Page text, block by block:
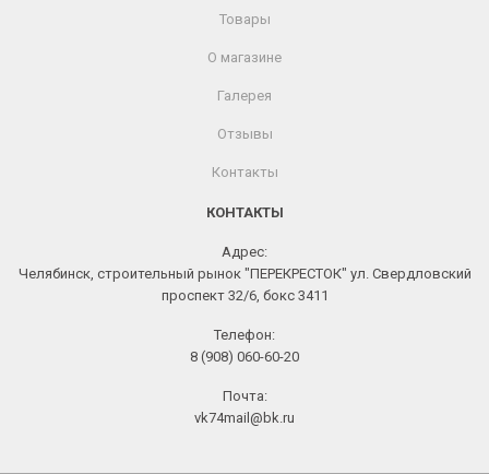
Товары
О магазине
Галерея
Отзывы
Контакты
КОНТАКТЫ
Адрес:
Челябинск, строительный рынок "ПЕРЕКРЕСТОК" ул. Свердловский
проспект 32/6, бокс 3411
Телефон:
8 (908) 060-60-20
Почта:
vk74mail@bk.ru